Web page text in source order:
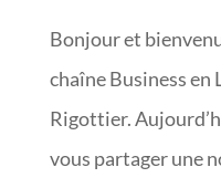
Bonjour et
chaîne Business en
Rigottier.
vous partager une